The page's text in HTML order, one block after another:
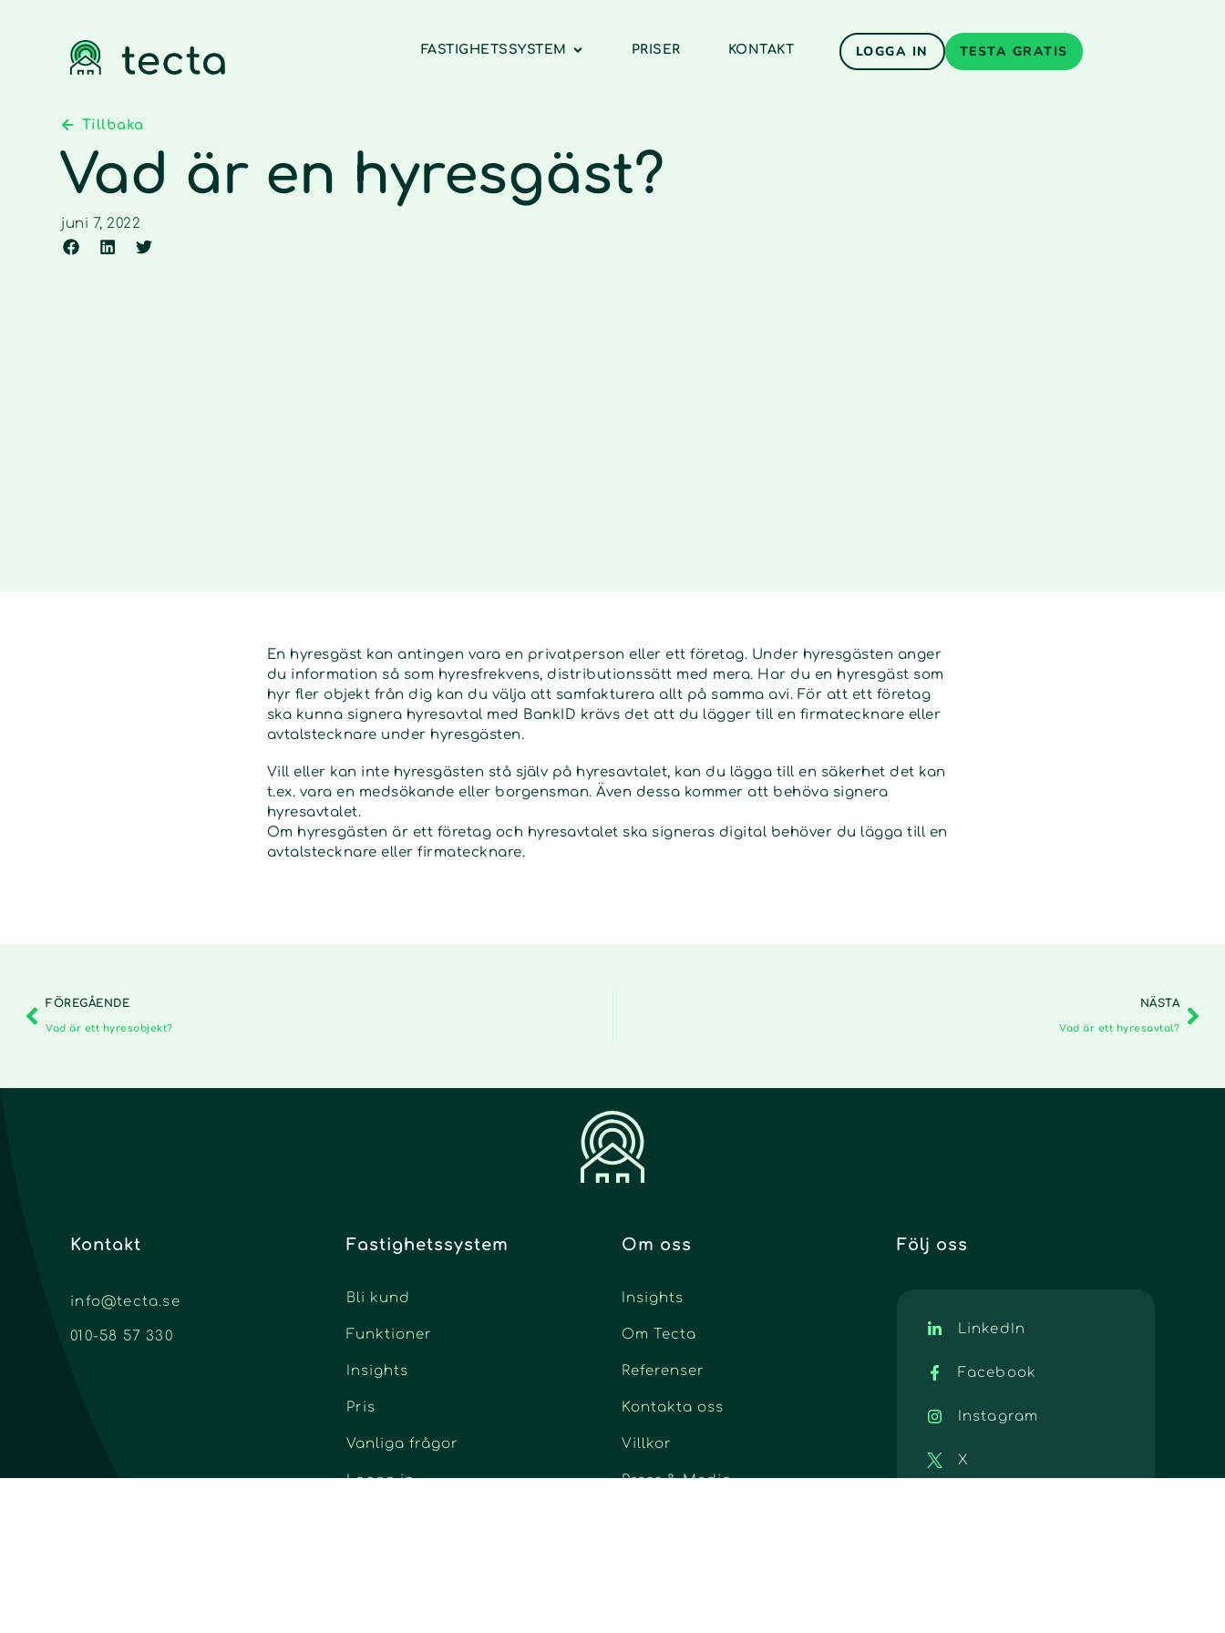
FASTIGHETSSYSTEM PRISER KONTAKT LOGGA IN TESTA GRATIS
Tillbaka
Vad är en hyresgäst?
juni 7, 2022
En hyresgäst kan antingen vara en privatperson eller ett företag. Under hyresgästen anger
du information så som hyresfrekvens, distributionssätt med mera. Har du en hyresgäst som
hyr fler objekt från dig kan du välja att samfakturera allt på samma avi. För att ett företag
ska kunna signera hyresavtal med BankID krävs det att du lägger till en firmatecknare eller
avtalstecknare under hyresgästen.
Vill eller kan inte hyresgästen stå själv på hyresavtalet, kan du lägga till en säkerhet det kan
t.ex. vara en medsökande eller borgensman. Även dessa kommer att behöva signera
hyresavtalet.
Om hyresgästen är ett företag och hyresavtalet ska signeras digital behöver du lägga till en
avtalstecknare eller firmatecknare.
FÖREGÅENDE
Vad är ett hyresobjekt?
NÄSTA
Vad är ett hyresavtal?
Kontakt
info@tecta.se
010-58 57 330
Fastighetssystem
Bli kund
Funktioner
Insights
Pris
Vanliga frågor
Logga in
Om oss
Insights
Om Tecta
Referenser
Kontakta oss
Villkor
Press & Media
Följ oss
LinkedIn
Facebook
Instagram
X